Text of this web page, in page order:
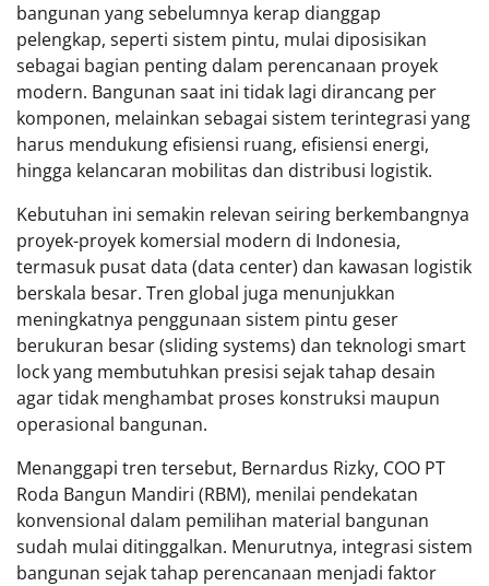
bangunan yang sebelumnya kerap dianggap
pelengkap, seperti sistem pintu, mulai diposisikan
sebagai bagian penting dalam perencanaan proyek
modern. Bangunan saat ini tidak lagi dirancang per
komponen, melainkan sebagai sistem terintegrasi yang
harus mendukung efisiensi ruang, efisiensi energi,
hingga kelancaran mobilitas dan distribusi logistik.
Kebutuhan ini semakin relevan seiring berkembangnya
proyek-proyek komersial modern di Indonesia,
termasuk pusat data (data center) dan kawasan logistik
berskala besar. Tren global juga menunjukkan
meningkatnya penggunaan sistem pintu geser
berukuran besar (sliding systems) dan teknologi smart
lock yang membutuhkan presisi sejak tahap desain
agar tidak menghambat proses konstruksi maupun
operasional bangunan.
Menanggapi tren tersebut, Bernardus Rizky, COO PT
Roda Bangun Mandiri (RBM), menilai pendekatan
konvensional dalam pemilihan material bangunan
sudah mulai ditinggalkan. Menurutnya, integrasi sistem
bangunan sejak tahap perencanaan menjadi faktor